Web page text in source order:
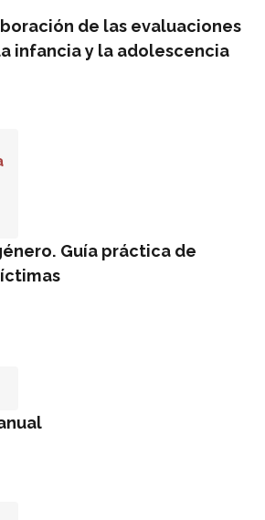
de las evaluaciones
infancia y la adolescencia
Guía práctica de
Guía práctica de atención a las
de género desde la escuela.